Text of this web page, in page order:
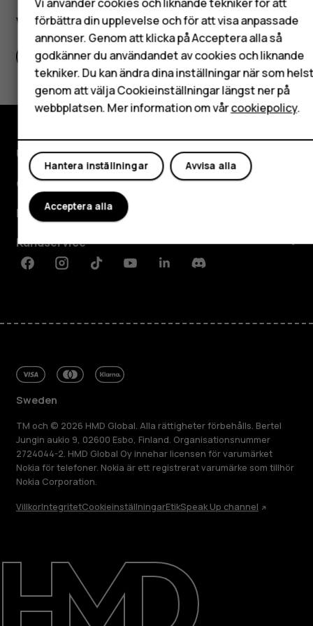
Surfplattor
Mitt konto
Reparera, återanvända, återvinna
Hållbarhet
Kundservice
Var detta till hjälp?
Ja Nej
Utforska
Om
Planet and people
Kundservice
FacebookInstagramTiktokYoutubeLinkedinDiscord
Sweden
TM och © 2026 HMD Global. Alla rättigheter förbehålls. Bertel
Jungin aukio 9, 02600 Esbo, Finland. Organisationsnummer
2724044-2. HMD Global Oy innehar licensen för varumärket
Nokia för telefoner. Nokia är ett registrerat varumärke som tillhör
Nokia Corporation.
VillkorIntegritetCookieinställningarEtikSpeak Up channel
förbättra din upplevelse och för att visa anpassade
annonser. Genom att klicka på Acceptera alla så
godkänner du användandet av cookies och liknande
tekniker. Du kan ändra dina inställningar när som helst
genom att välja Cookieinställningar längst ner på
webbplatsen. Mer information om vårcookiepolicy.
Avvisa alla
Hantera inställningar
Acceptera alla